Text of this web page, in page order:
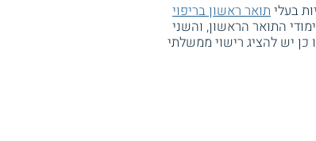
בעליתואר ראשון בריפוי
התואר הראשון, והשני
בקורס סמינר מחקרי. כמו כן יש להציג רישוי ממשלתי